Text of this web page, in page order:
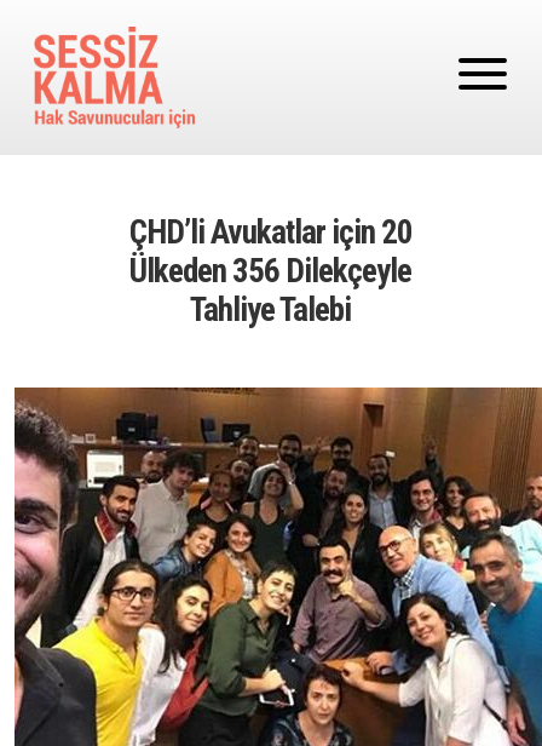
ÇHD’li Avukatlar için 20
Ülkeden 356 Dilekçeyle
Tahliye Talebi
Image